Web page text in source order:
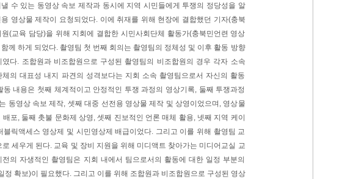
수 있는 동영상 속보 제작과 동시에 지역 시민들에게 투쟁의 정당성을 알
영상물 제작이 요청되었다. 이에 취재를 위해 현장에 결합했던 기자(충북
(교육 담당)을 위해 지회에 결합한 시민사회단체 활동가(충북민언련 영상
께 하게 되었다. 촬영팀 첫 번째 회의는 촬영팀의 정체성 및 이후 활동 방향
다. 조합원과 비조합원으로 구성된 촬영팀의 비조합원의 경우 각자 소속
의 대표성 내지 파견의 성격보다는 지회 소속 촬영팀으로서 자신의 활동
동 내용은 첫째 체계적이고 안정적인 투쟁 과정의 영상기록, 둘째 투쟁과정
동영상 속보 제작, 셋째 대중 선전용 영상물 제작 및 상영이었으며, 영상물
배포, 둘째 촛불 문화제 상영, 셋째 진보적인 언론 매체 활용, 넷째 지역 케이
블릭액세스 영상제 및 시민영상제 배급이었다. 그리고 이를 위해 촬영팀 교
세우게 된다. 교육 및 장비 지원을 위해 미디액트 찾아가는 미디어교실 교
의 자생적인 촬영팀은 지회 내에서 팀으로서의 활동에 대한 일정 부분의
정 확보)이 필요했다. 그리고 이를 위해 조합원과 비조합원으로 구성된 영상